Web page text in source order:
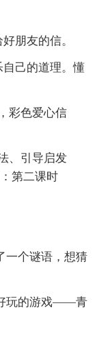
朋友的信。
己的道理。懂
彩色爱心信
、引导启发
第二课时
一个谜语，想猜
玩的游戏——青